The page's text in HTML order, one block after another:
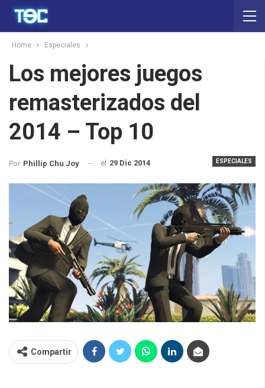
Home Especiales
Los mejores juegos
remasterizados del
2014 – Top 10
ESPECIALES
Por Phillip Chu Joy el 29 Dic 2014
Compartir